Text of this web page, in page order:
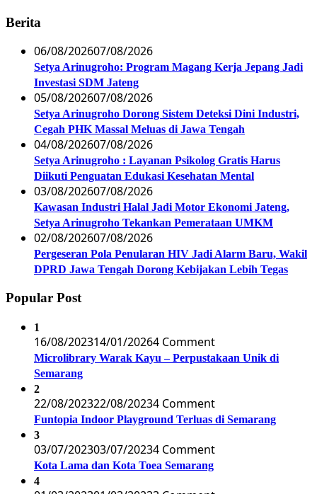
Berita
06/08/202607/08/2026
Setya Arinugroho: Program Magang Kerja Jepang Jadi
Investasi SDM Jateng
05/08/202607/08/2026
Setya Arinugroho Dorong Sistem Deteksi Dini Industri,
Cegah PHK Massal Meluas di Jawa Tengah
04/08/202607/08/2026
Setya Arinugroho : Layanan Psikolog Gratis Harus
Diikuti Penguatan Edukasi Kesehatan Mental
03/08/202607/08/2026
Kawasan Industri Halal Jadi Motor Ekonomi Jateng,
Setya Arinugroho Tekankan Pemerataan UMKM
02/08/202607/08/2026
Pergeseran Pola Penularan HIV Jadi Alarm Baru, Wakil
DPRD Jawa Tengah Dorong Kebijakan Lebih Tegas
Popular Post
1
16/08/202314/01/20264 Comment
Microlibrary Warak Kayu – Perpustakaan Unik di
Semarang
2
22/08/202322/08/20234 Comment
Funtopia Indoor Playground Terluas di Semarang
3
03/07/202303/07/20234 Comment
Kota Lama dan Kota Toea Semarang
4